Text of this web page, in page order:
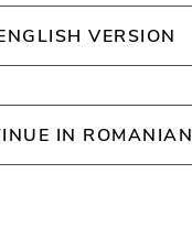
VERSION
IN ROMANIAN